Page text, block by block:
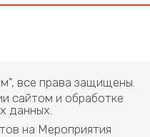
все права защищены.
сайтом и обработке
данных.
на Мероприятия